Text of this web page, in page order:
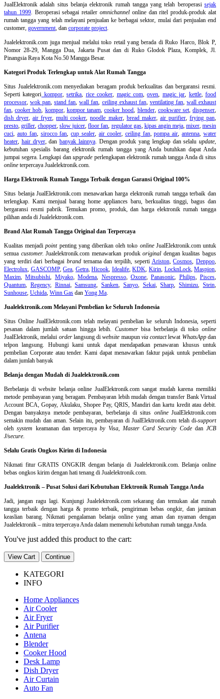
JualElektronik adalah situs belanja elektronik rumah tanggayang telah beroperasisejak
tahun 1999. Beroperasi sebagai retaileromnichannel online dan ritel produk-produk alat
rumah tangga yang telah melayani penjualan ke berbagai sektor, mulai dari penjualan end
customer, government, dan corporate project.
Jualelektronik.com juga menjual melalui toko retail yang berada di Ruko Harco, Blok P,
Nomor 28-29, Mangga Dua, Jakarta Pusat dan di Ruko Glodok Plaza, Komplek, Jl.
Pinangsia Raya Kota No.50 Mangga Besar.
Kategori Produk Terlengkap untuk Alat Rumah Tangga
Situs Jualelektronik.com menyediakan beragam produk berkualitas dan bergaransi resmi.
Seperti kategori kompor,setrika, rice cooker, magic com,oven, magic jar, kettle,food
processor,wok pan,stand fan,wall fan, ceiling exhaust fan, ventilating fan, wall exhaust
fan,cooker hob, kompor, kompor tanam,cooker hood, blender, cookware set,dispenser,
dish dryer,air fryer,multi cooker,noodle maker, bread maker, air purifier, frying pan,
presto,griller,chopper,slow juicer,floor fan, regulator gas, kipas angin meja, mixer,mesin
cuci, auto fan, sirocco fan,cup sealer,air cooler, ceiling fan,pompa air,antenna,water
heater, hair dryer, dan banyak lainnya. Dengan produk yang lengkap dan selalu update,
kebutuhan spesialis barang elektronik rumah tangga yang Anda butuhkan dapat Anda
jumpai segera. Lengkapi danupgrade perlengkapan elektronik rumah tangga Anda di situs
online terpercaya Jualelektronik.com.
Harga Elektronik Rumah Tangga Terbaik dengan Garansi Original 100%
Situs belanjaJualElektronik.com menawarkan harga elektronik rumah tangga terbaik dan
terlengkap. Kami menjual barang home appliances baru, berkualitas tinggi, bagus dan
bergaransi resmi pabrik. Temukan promo, produk, dan harga elektronik rumah tangga
pilihan anda di Jualelektronik.com.
Brand Alat Rumah Tangga Original dan Terpercaya
Kualitas menjadipointpenting yang diberikan oleh toko onlineJualElektronik.com untuk
semua customer. Jualelektronik.com menawarkan produkoriginal dengan kualitas bagus
yang terdiri dari berbagai brandternama dan terpilih, seperti Ariston,Cosmos,Denpoo,
Electrolux, GASCOMP,Gea, Getra,Hicook, Idealife,KDK, Kirin, LocknLock,Maspion,
Maxim,Mitsubishi, Miyako,Modena, Nespresso, Oxone,Panasonic, Philips, Pisces,
Quantum, Regency, Rinnai,Samsung,Sanken, Sanyo, Sekai,Sharp,Shimizu,Stein,
Sunhouse, Uchida, Winn Gas dan Yong Ma.
Jualelektronik.com Melayani Pembelian ke Seluruh Indonesia
Situs Online JualElektronik.com telah melayani pembelian ke seluruh Indonesia, seperti
pesanan dalam jumlah satuan hingga lebih. Customerbisa berbelanja di tokoonline
JualElektronik, melalui orderlangsung diwebsite maupun via contactlewat WhatsAppdan
telpon langsung. Hubungi kami untuk dapat mendapatkan penawaran khusus untuk
pembelian Corporate atau tender. Kami dapat menawarkan faktur pajak untuk pembelian
dalam jumlah banyak
Belanja dengan Mudah di Jualelektronik.com
Berbelanja diwebsite belanja online JualElektronik.com sangat mudah karena memiliki
metode pembayaran yang beragam. Pembayaran lebih mudah dengan transfer Bank Virtual
Account BCA, Gopay, Akulaku, Shopee Pay, QRIS, Mandiri dan kartu kredit atau debit.
Dengan banyaknya metode pembayaran, berbelanja di situs onlineJualElektronik.com
semakin mudah dan aman. Selain itu, pembayaran di JualElektronik.com telah di-support
olehsystem keamanan dan terpercayaby Visa, Master Card Security Codedan JCB
J/secure.
Selalu Gratis Ongkos Kirim di Indonesia
Nikmati fitur GRATIS ONGKIR dengan belanja di Jualelektronik.com. Belanja online
bebas ongkos kirim dengan hati tenang di Jualelektronik.com.
Jualelektronik – Pusat Solusi dari Kebutuhan Elektronik Rumah Tangga Anda
Jadi, jangan ragu lagi. Kunjungi Jualelektronik.com sekarang dan temukan alat rumah
tangga terbaik dengan harga & promo terbaik, pengiriman bebas ongkir, dan jaminan
keaslian barang. Nikmati pengalaman belanja online yang aman dan nyaman dengan
Jualelektronik – mitra terpercaya Anda dalam memenuhi kebutuhan rumah tangga Anda.
You've just added this product to the cart:
View Cart Continue
KATEGORI
INFO
Home Appliances
Air Cooler
Air Fryer
Air Purifier
Antena
Blender
Cooker Hood
Desk Lamp
Dish Dryer
Air Curtain
Auto Fan